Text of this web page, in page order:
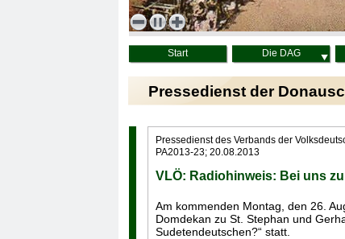
Haus der Heimat, Wien
Start Die DAG
Pressedienst der
Pressedienst des Verbands der
PA2013-23; 20.08.2013
VLÖ: Radiohinweis: Bei uns
Am kommenden Montag, den 26.
Domdekan zu St. Stephan und
Sudetendeutschen?“ statt.